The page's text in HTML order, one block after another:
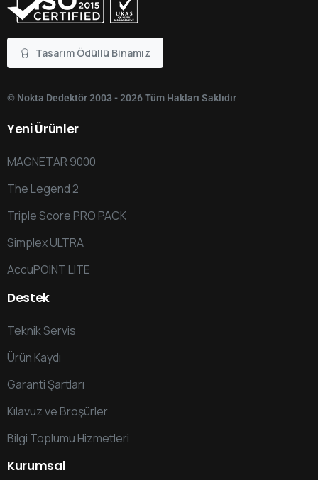
Tasarım Ödüllü Binamız
© Nokta Dedektör 2003 - 2026 Tüm Hakları Saklıdır
YeniÜrünler
MAGNETAR 9000
The Legend 2
Triple Score PRO PACK
Simplex ULTRA
AccuPOINT LITE
Destek
Teknik Servis
Ürün Kaydı
Garanti Şartları
Kılavuz ve Broşürler
Bilgi Toplumu Hizmetleri
Kurumsal